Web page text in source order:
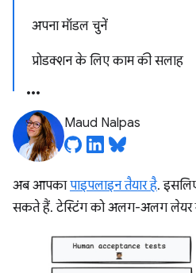
अपना मॉडल चुनें
प्रोडक्शन के लिए काम की सलाह
Maud Nalpas
अब आपकापाइपलाइन तैयार है.
सकते हैं. टेस्टिंग को अलग-अलग लेयर